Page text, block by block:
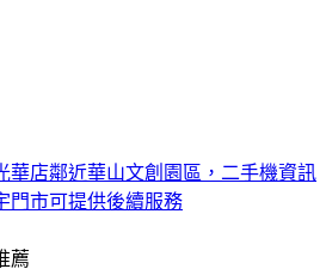
華店鄰近華山文創園區，二手機資訊
門市可提供後續服務